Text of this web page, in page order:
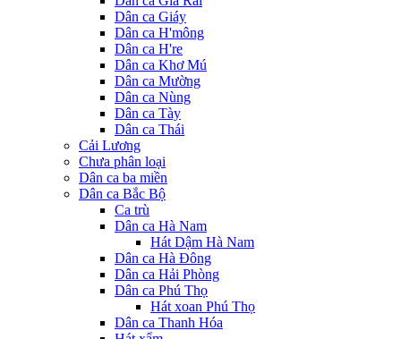
Dân ca Giáy
Dân ca H'mông
Dân ca H're
Dân ca Khơ Mú
Dân ca Mường
Dân ca Nùng
Dân ca Tày
Dân ca Thái
Cải Lương
Chưa phân loại
Dân ca ba miền
Dân ca Bắc Bộ
Ca trù
Dân ca Hà Nam
Hát Dậm Hà Nam
Dân ca Hà Đông
Dân ca Hải Phòng
Dân ca Phú Thọ
Hát xoan Phú Thọ
Dân ca Thanh Hóa